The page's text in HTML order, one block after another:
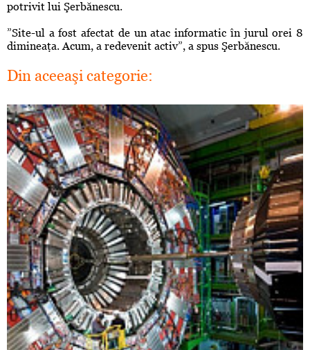
potrivit lui Şerbănescu.
”Site-ul a fost afectat de un atac informatic în jurul orei 8
dimineaţa. Acum, a redevenit activ”, a spus Şerbănescu.
Din aceeaşi categorie: